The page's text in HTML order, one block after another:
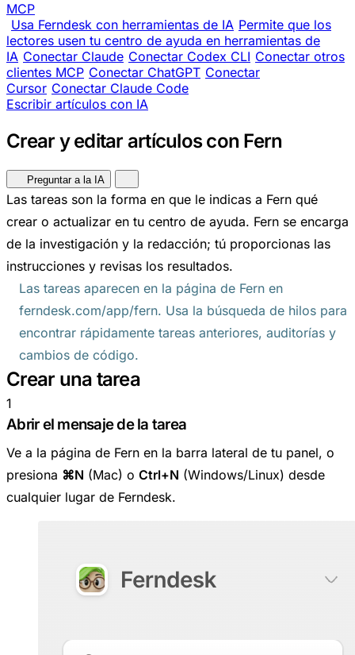
MCP
Usa Ferndesk con herramientas de IA Permite que los
lectores usen tu centro de ayuda en herramientas de
IA Conectar Claude Conectar Codex CLI Conectar otros
clientes MCP Conectar ChatGPT Conectar
Cursor Conectar Claude Code
Escribir artículos con IA
Crear y editar artículos con Fern
Preguntar a la IA
Las tareas son la forma en que le indicas a Fern qué
crear o actualizar en tu centro de ayuda. Fern se encarga
de la investigación y la redacción; tú proporcionas las
instrucciones y revisas los resultados.
Las tareas aparecen en la página de Fern en
ferndesk.com/app/fern. Usa la búsqueda de hilos para
encontrar rápidamente tareas anteriores, auditorías y
cambios de código.
Crear una tarea
1
Abrir el mensaje de la tarea
Ve a la página de Fern en la barra lateral de tu panel, o
presiona ⌘N (Mac) o Ctrl+N (Windows/Linux) desde
cualquier lugar de Ferndesk.